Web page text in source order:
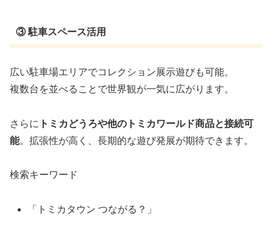
③ 駐車スペース活用
広い駐車場エリアでコレクション展示遊びも可能。
複数台を並べることで世界観が一気に広がります。
さらに トミカどうろや他のトミカワールド商品と接続可
能。拡張性が高く、長期的な遊び発展が期待できます。
検索キーワード
「トミカタウン つながる？」